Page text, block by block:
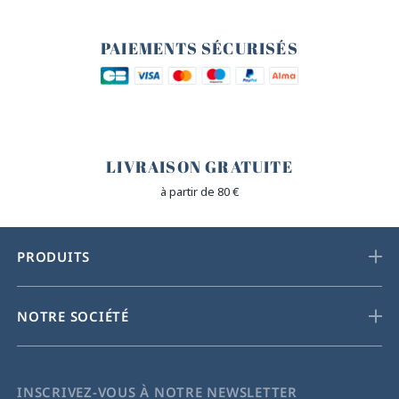
PAIEMENTS SÉCURISÉS
LIVRAISON GRATUITE
à partir de 80 €
PRODUITS
NOTRE SOCIÉTÉ
INSCRIVEZ-VOUS À NOTRE NEWSLETTER